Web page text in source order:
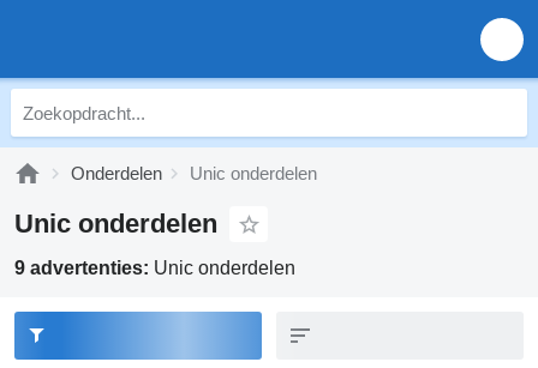
Onderdelen Unic onderdelen
Unic onderdelen
9 advertenties: Unic onderdelen